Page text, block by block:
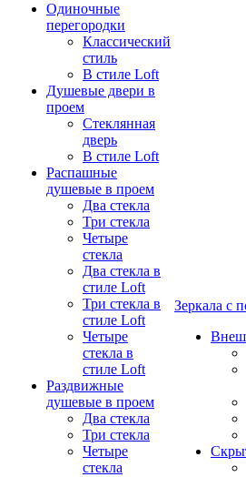
Одиночные
перегородки
Классический
стиль
В стиле Loft
Душевые двери в
проем
Стеклянная
дверь
В стиле Loft
Распашные
душевые в проем
Два стекла
Три стекла
Четыре
стекла
Два стекла в
стиле Loft
Три стекла в
стиле Loft
Четыре
стекла в
стиле Loft
Раздвижные
душевые в проем
Два стекла
Три стекла
Четыре
стекла
Зеркала с